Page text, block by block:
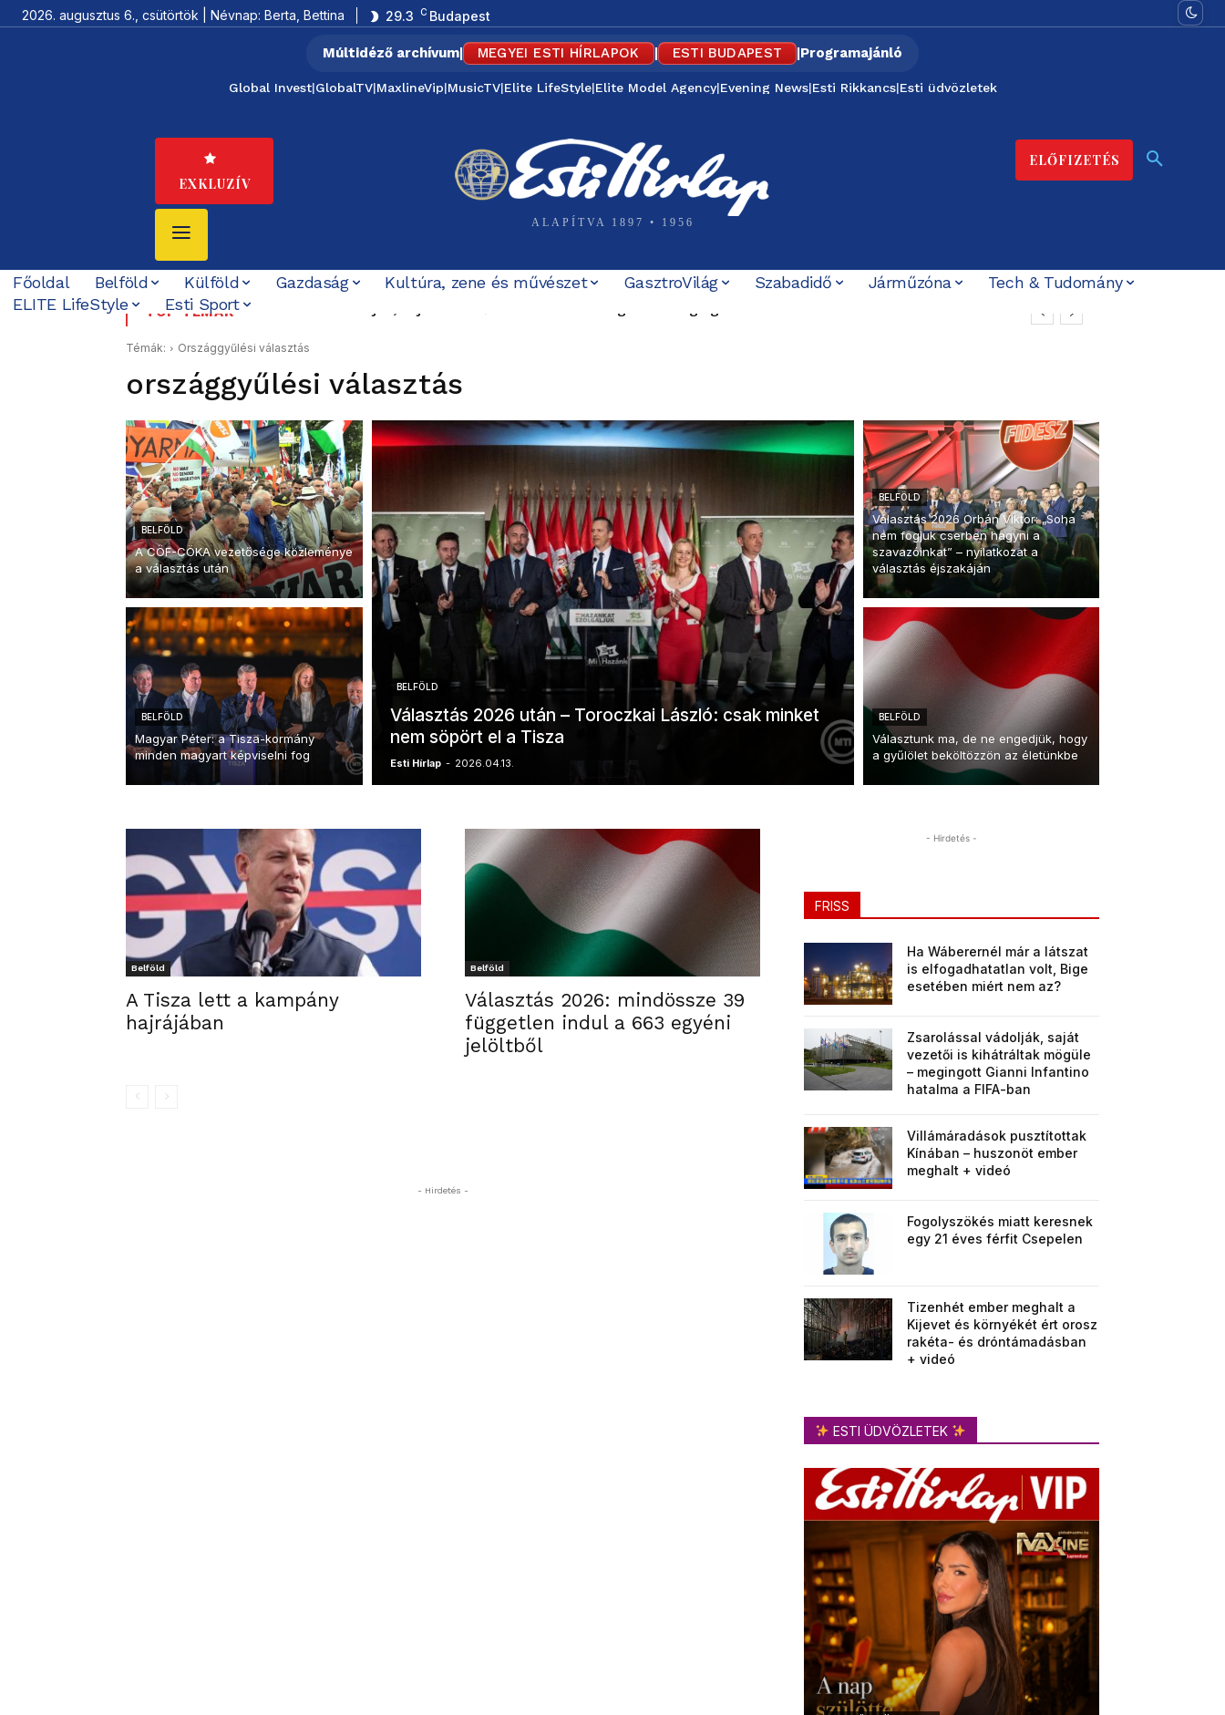
2026. augusztus 6., csütörtök | Névnap: Berta, Bettina 29.3 C Budapest
Múltidéző archívum| MEGYEI ESTI HÍRLAPOK | ESTI BUDAPEST |Programajánló
Global Invest|GlobalTV|MaxlineVip|MusicTV|Elite LifeStyle|Elite Model Agency|Evening News|Esti Rikkancs|Esti üdvözletek
EXKLUZÍV
ALAPÍTVA 1897 • 1956
ELŐFIZETÉS
Főoldal Belföld Külföld Gazdaság Kultúra, zene és művészet GasztroVilág Szabadidő Járműzóna
Tech & Tudomány
ELITE LifeStyle
Esti Sport
TOP TÉMÁK Villámáradások pusztítottak Kínában – huszonöt ember meghalt + videó
Témák: Országgyűlési választás
országgyűlési választás
BELFÖLD
A CÖF-CÖKA vezetősége közleménye
a választás után
BELFÖLD
Magyar Péter: a Tisza-kormány
minden magyart képviselni fog
BELFÖLD
Választás 2026 után – Toroczkai László: csak minket
nem söpört el a Tisza
Esti Hírlap - 2026.04.13.
BELFÖLD
Választás 2026 Orbán Viktor: „Soha
nem fogjuk cserben hagyni a
szavazóinkat” – nyilatkozat a
választás éjszakáján
BELFÖLD
Választunk ma, de ne engedjük, hogy
a gyűlölet beköltözzön az életünkbe
Belföld
A Tisza lett a kampány
hajrájában
Belföld
Választás 2026: mindössze 39
független indul a 663 egyéni
jelöltből
- Hirdetés -
- Hirdetés -
FRISS
Ha Wáberernél már a látszat
is elfogadhatatlan volt, Bige
esetében miért nem az?
Zsarolással vádolják, saját
vezetői is kihátráltak mögüle
– megingott Gianni Infantino
hatalma a FIFA-ban
Villámáradások pusztítottak
Kínában – huszonöt ember
meghalt + videó
Fogolyszökés miatt keresnek
egy 21 éves férfit Csepelen
Tizenhét ember meghalt a
Kijevet és környékét ért orosz
rakéta- és dróntámadásban
+ videó
ESTI ÜDVÖZLETEK